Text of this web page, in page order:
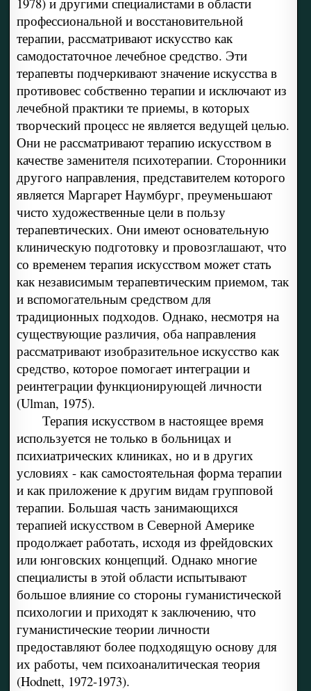
профессиональной и восстановительной
терапии, рассматривают искусство как
самодостаточное лечебное средство. Эти
терапевты подчеркивают значение искусства в
противовес собственно терапии и исключают из
лечебной практики те приемы, в которых
творческий процесс не является ведущей целью.
Они не рассматривают терапию искусством в
качестве заменителя психотерапии. Сторонники
другого направления, представителем которого
является Маргарет Наумбург, преуменьшают
чисто художественные цели в пользу
терапевтических. Они имеют основательную
клиническую подготовку и провозглашают, что
со временем терапия искусством может стать
как независимым терапевтическим приемом, так
и вспомогательным средством для
традиционных подходов. Однако, несмотря на
существующие различия, оба направления
рассматривают изобразительное искусство как
средство, которое помогает интеграции и
реинтеграции функционирующей личности
(Ulman, 1975).
Терапия искусством в настоящее время
используется не только в больницах и
психиатрических клиниках, но и в других
условиях - как самостоятельная форма терапии
и как приложение к другим видам групповой
терапии. Большая часть занимающихся
терапией искусством в Северной Америке
продолжает работать, исходя из фрейдовских
или юнговских концепций. Однако многие
специалисты в этой области испытывают
большое влияние со стороны гуманистической
психологии и приходят к заключению, что
гуманистические теории личности
предоставляют более подходящую основу для
их работы, чем психоаналитическая теория
(Hodnett, 1972-1973).